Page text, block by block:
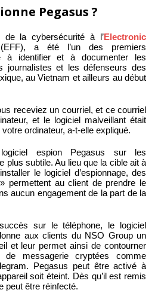
Pegasus ?
de la cybersécurité à l’Electronic
a été l’un des premiers
à identifier et à documenter les
journalistes et les défenseurs des
au Vietnam et ailleurs au début
receviez un courriel, et ce courriel
et le logiciel malveillant était
ordinateur, a-t-elle expliqué.
espion Pegasus sur les
plus subtile. Au lieu que la cible ait à
le logiciel d’espionnage, des
permettent au client de prendre le
aucun engagement de la part de la
sur le téléphone, le logiciel
aux clients du NSO Group un
et leur permet ainsi de contourner
de messagerie cryptées comme
Pegasus peut être activé à
soit éteint. Dès qu’il est remis
peut être réinfecté.